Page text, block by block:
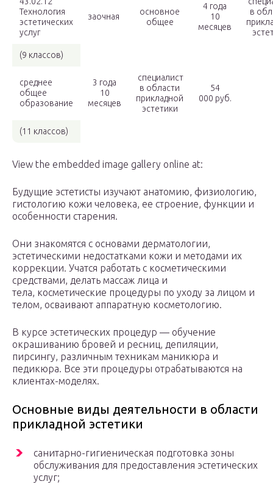
Технология
эстетических
услуг
заочная
основное
общее
4 года
10
месяцев
в
(9 классов)
среднее
общее
образование
3 года
10
месяцев
специалист
в области
прикладной
эстетики
54
000 руб.
(11 классов)
View the embedded image gallery online at:
Будущие эстетисты изучают анатомию, физиологию,
гистологию кожи человека, ее строение, функции и
особенности старения.
Они знакомятся с основами дерматологии,
эстетическими недостатками кожи и методами их
коррекции. Учатся работать с косметическими
средствами, делать массаж лица и
тела, косметические процедуры по уходу за лицом и
телом, осваивают аппаратную косметологию.
В курсе эстетических процедур — обучение
окрашиванию бровей и ресниц, депиляции,
пирсингу, различным техникам маникюра и
педикюра. Все эти процедуры отрабатываются на
клиентах-моделях.
Основные виды деятельности в области
прикладной эстетики
санитарно-гигиеническая подготовка зоны
обслуживания для предоставления эстетических
услуг;